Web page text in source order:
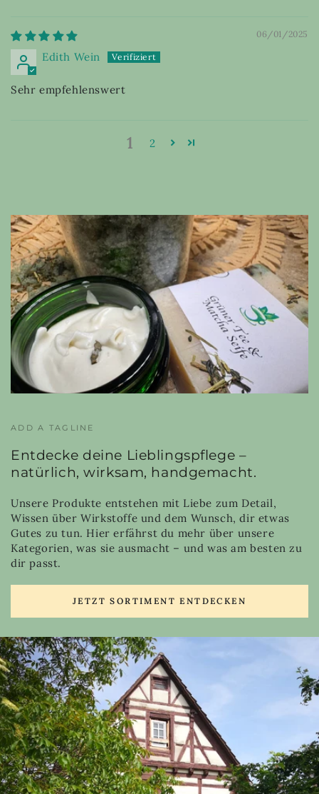
06/01/2025
Edith Wein
Sehr empfehlenswert
1 2
ADD A TAGLINE
Entdecke deine Lieblingspflege –
natürlich, wirksam, handgemacht.
Unsere Produkte entstehen mit Liebe zum Detail,
Wissen über Wirkstoffe und dem Wunsch, dir etwas
Gutes zu tun. Hier erfährst du mehr über unsere
Kategorien, was sie ausmacht – und was am besten zu
dir passt.
JETZT SORTIMENT ENTDECKEN